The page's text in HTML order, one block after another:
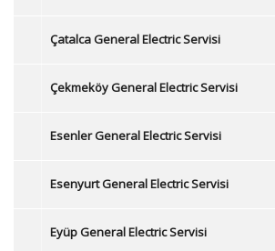
Çatalca General Electric Servisi
Çekmeköy General Electric Servisi
Esenler General Electric Servisi
Esenyurt General Electric Servisi
Eyüp General Electric Servisi